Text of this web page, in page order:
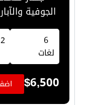
الجوفية
6
لغات
2 نظام
$6,500